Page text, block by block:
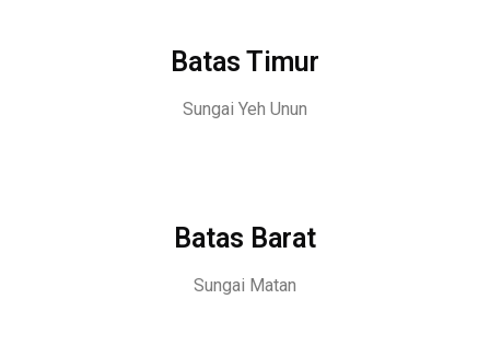
Batas Timur
Sungai Yeh Unun
Batas Barat
Sungai Matan